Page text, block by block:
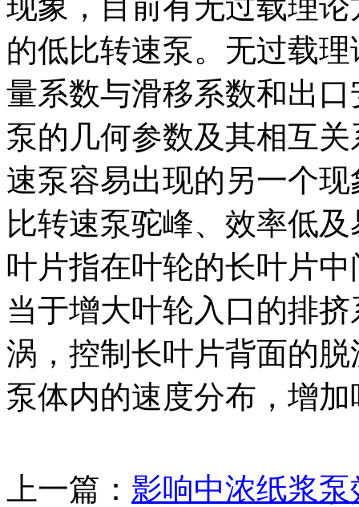
的低比转速泵。无过载
量系数与滑移系数和出
泵的几何参数及其相互
速泵容易出现的另一个
比转速泵驼峰、效率低
叶片指在叶轮的长叶片
当于增大叶轮入口的排
涡，控制长叶片背面的
泵体内的速度分布，增
上一篇： 影响中浓纸浆